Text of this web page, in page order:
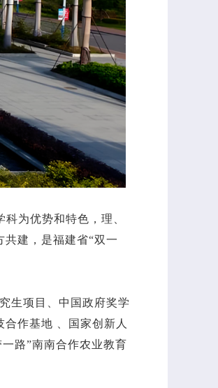
为优势和特色，理、
建，是福建省“双一
生项目、中国政府奖学
作基地 、国家创新人
路”南南合作农业教育